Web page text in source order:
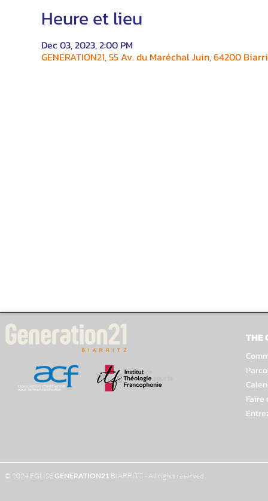
Heure et lieu
Dec 03, 2023, 2:00 PM
GENERATION21, 55 Av. du Maréchal Juin, 64200
THE
Faire
© 2024 EGLISE GENERATION21 BIARRITZ - All rights reserved